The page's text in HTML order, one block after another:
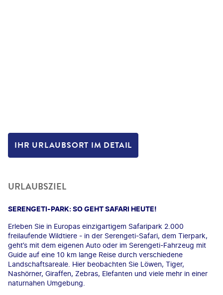
IHR URLAUBSORT IM DETAIL
URLAUBSZIEL
SERENGETI-PARK: SO GEHT SAFARI HEUTE!
Erleben Sie in Europas einzigartigem Safaripark 2.000
freilaufende Wildtiere - in der Serengeti-Safari, dem Tierpark,
geht’s mit dem eigenen Auto oder im Serengeti-Fahrzeug mit
Guide auf eine 10 km lange Reise durch verschiedene
Landschaftsareale. Hier beobachten Sie Löwen, Tiger,
Nashörner, Giraffen, Zebras, Elefanten und viele mehr in einer
naturnahen Umgebung.